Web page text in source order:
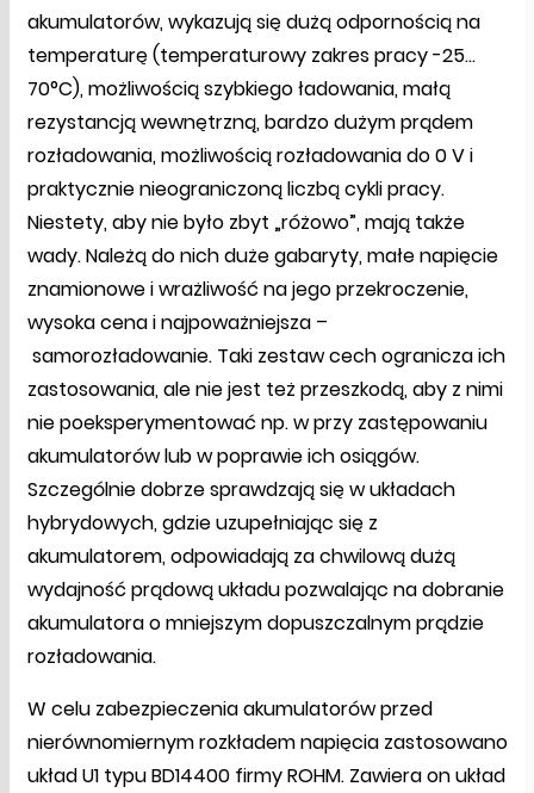
akumulatorów, wykazują się dużą odpornością na
temperaturę (temperaturowy zakres pracy -25…
70°C), możliwością szybkiego ładowania, małą
rezystancją wewnętrzną, bardzo dużym prądem
rozładowania, możliwością rozładowania do 0 V i
praktycznie nieograniczoną liczbą cykli pracy.
Niestety, aby nie było zbyt „różowo”, mają także
wady. Należą do nich duże gabaryty, małe napięcie
znamionowe i wrażliwość na jego przekroczenie,
wysoka cena i najpoważniejsza –
samorozładowanie. Taki zestaw cech ogranicza ich
zastosowania, ale nie jest też przeszkodą, aby z nimi
nie poeksperymentować np. w przy zastępowaniu
akumulatorów lub w poprawie ich osiągów.
Szczególnie dobrze sprawdzają się w układach
hybrydowych, gdzie uzupełniając się z
akumulatorem, odpowiadają za chwilową dużą
wydajność prądową układu pozwalając na dobranie
akumulatora o mniejszym dopuszczalnym prądzie
rozładowania.
W celu zabezpieczenia akumulatorów przed
nierównomiernym rozkładem napięcia zastosowano
układ U1 typu BD14400 firmy ROHM. Zawiera on układ